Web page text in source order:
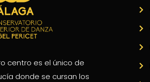
centro es el único de
donde se cursan los